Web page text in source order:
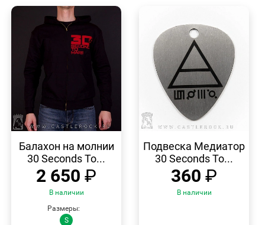
ПРОСМОТР
Балахон на молнии
30 Seconds To...
2 650 ₽
В наличии
Размеры:
S
ПРОСМОТР
Подвеска Медиатор
30 Seconds To...
360 ₽
В наличии